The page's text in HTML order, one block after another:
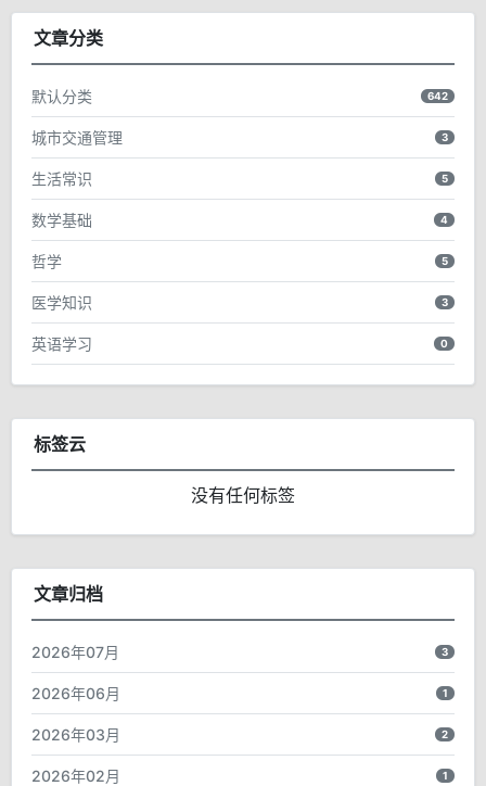
文章分类
默认分类 642
城市交通管理 3
生活常识 5
数学基础 4
哲学 5
医学知识 3
英语学习 0
标签云
没有任何标签
文章归档
2026年07月 3
2026年06月 1
2026年03月 2
2026年02月 1